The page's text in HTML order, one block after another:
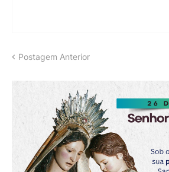
Postagem Anterior